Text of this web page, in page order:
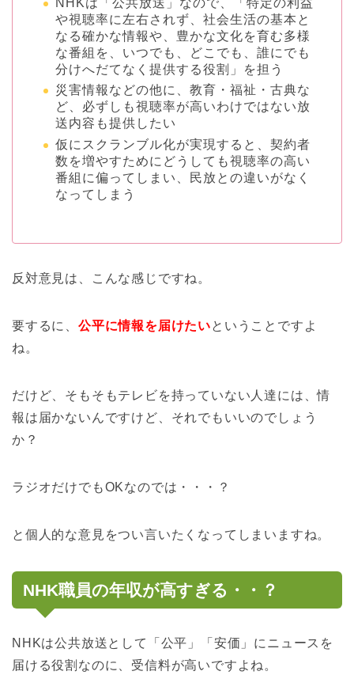
や視聴率に左右されず、社会生活の基本と
なる確かな情報や、豊かな文化を育む多様
な番組を、いつでも、どこでも、誰にでも
分けへだてなく提供する役割」を担う
災害情報などの他に、教育・福祉・古典な
ど、必ずしも視聴率が高いわけではない放
送内容も提供したい
仮にスクランブル化が実現すると、契約者
数を増やすためにどうしても視聴率の高い
番組に偏ってしまい、民放との違いがなく
なってしまう
反対意見は、こんな感じですね。
要するに、 公平に情報を届けたいということですよ
ね。
だけど、そもそもテレビを持っていない人達には、情
報は届かないんですけど、それでもいいのでしょう
か？
ラジオだけでもOKなのでは・・・？
と個人的な意見をつい言いたくなってしまいますね。
NHK職員の年収が高すぎる・・？
NHKは公共放送として「公平」「安価」にニュースを
届ける役割なのに、受信料が高いですよね。